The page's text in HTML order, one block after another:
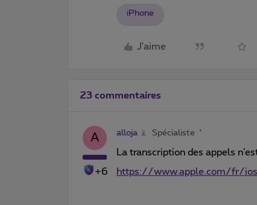
iPhone
J'aime
23 commentaires
A
+6
alloja Spécialiste
La transcription des appels
https://www.apple.com/fr/